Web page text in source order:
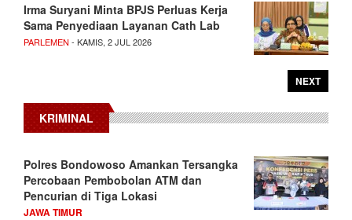
Irma Suryani Minta BPJS Perluas Kerja
Sama Penyediaan Layanan Cath Lab
PARLEMEN - KAMIS, 2 JUL 2026
NEXT
KRIMINAL
Polres Bondowoso Amankan Tersangka
Percobaan Pembobolan ATM dan
Pencurian di Tiga Lokasi
JAWA TIMUR